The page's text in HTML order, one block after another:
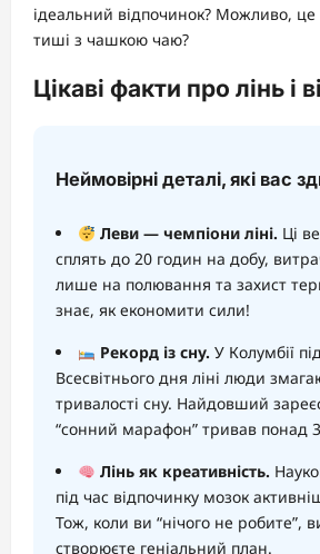
ідеальний відпочинок? Можливо, це
тиші з чашкою чаю?
Цікаві факти про лінь і
Неймовірні деталі, які вас
Леви — чемпіони ліні. Ці
сплять до 20 годин на добу,
лише на полювання та захист
знає, як економити сили!
Рекорд із сну. У Колумбії
Всесвітнього дня ліні люди
тривалості сну. Найдовший
“сонний марафон” тривав понад
Лінь як креативність.
під час відпочинку мозок
Тож, коли ви “нічого не робите”,
створюєте геніальний план.